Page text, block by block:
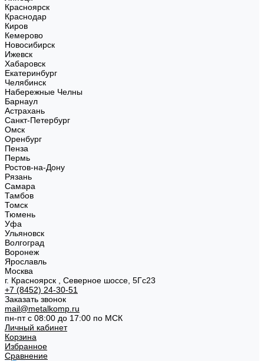
Красноярск
Краснодар
Киров
Кемерово
Новосибирск
Ижевск
Хабаровск
Екатеринбург
Челябинск
Набережные Челны
Барнаул
Астрахань
Санкт-Петербург
Омск
Оренбург
Пенза
Пермь
Ростов-на-Дону
Рязань
Самара
Тамбов
Томск
Тюмень
Уфа
Ульяновск
Волгоград
Воронеж
Ярославль
Москва
г. Красноярск , Северное шоссе, 5Гс23
+7 (8452) 24-30-51
Заказать звонок
mail@metalkomp.ru
пн-пт с 08:00 до 17:00 по МСК
Личный кабинет
Корзина
Избранное
Сравнение